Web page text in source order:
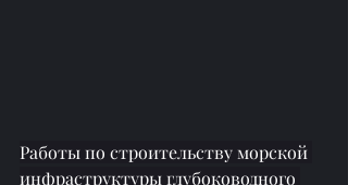
Работы по строительству морской
инфраструктуры глубоководного